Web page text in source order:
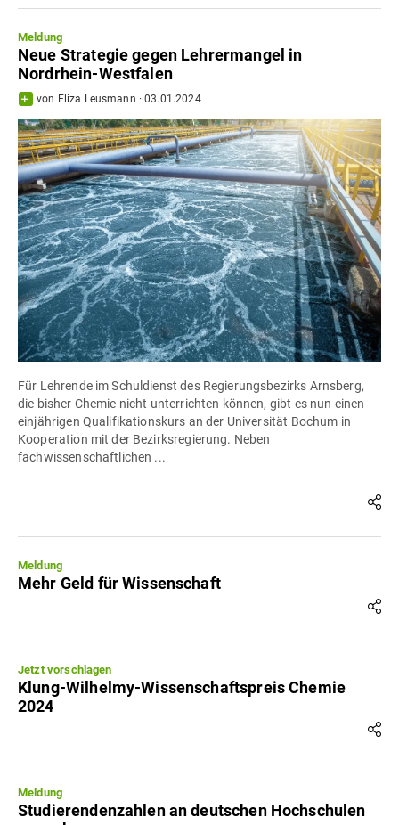
Meldung
Neue Strategie gegen Lehrermangel in
Nordrhein-Westfalen
von Eliza Leusmann ·03.01.2024
Für Lehrende im Schuldienst des Regierungsbezirks Arnsberg,
die bisher Chemie nicht unterrichten können, gibt es nun einen
einjährigen Qualifikationskurs an der Universität Bochum in
Kooperation mit der Bezirksregierung. Neben
fachwissenschaftlichen ...
Meldung
Mehr Geld für Wissenschaft
Jetzt vorschlagen
Klung-Wilhelmy-Wissenschaftspreis Chemie
2024
Meldung
Studierendenzahlen an deutschen Hochschulen